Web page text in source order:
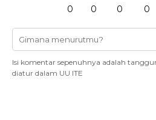
0 0 0 0
Isi komentar sepenuhnya adalah
diatur dalam UU ITE